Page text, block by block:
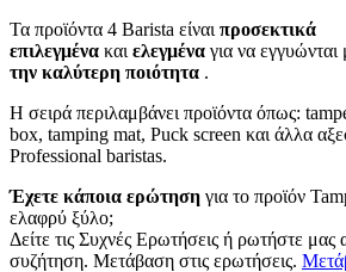
Τα προϊόντα 4 Barista είναι προσεκτικά
επιλεγμένα και ελεγμένα για να εγγυώνται
την καλύτερη ποιότητα .
Η σειρά περιλαμβάνει προϊόντα όπως:
box, tamping mat, Puck screen και άλλα
Professional baristas.
Έχετε κάποια ερώτηση για το προϊόν
ελαφρύ ξύλο;
Δείτε τις Συχνές Ερωτήσεις ή ρωτήστε μας
συζήτηση. Μετάβαση στις ερωτήσεις.